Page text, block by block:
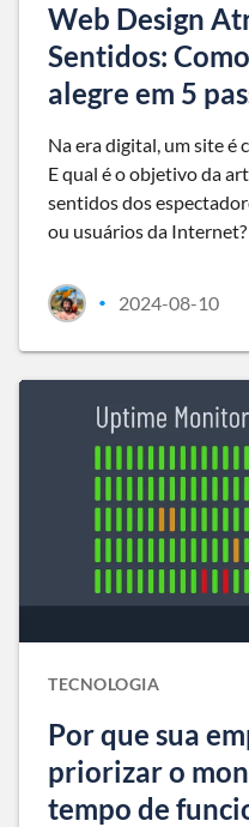
Web Design
Sentidos:
alegre em 5
Na era digital, um site é
E qual é o objetivo da
sentidos dos
ou usuários da Internet?
• 2024-08-10
TECNOLOGIA
Por que sua
priorizar o
tempo de